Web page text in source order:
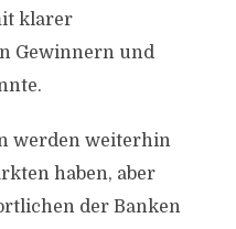
klarer
Gewinnern und
werden weiterhin
haben, aber
der Banken